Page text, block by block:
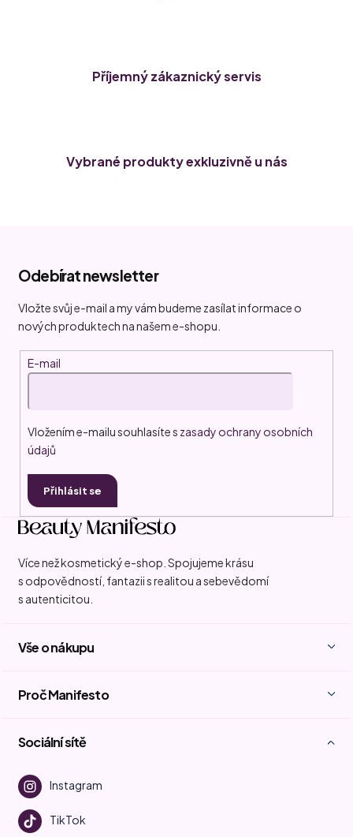
Příjemný zákaznický servis
Vybrané produkty exkluzivně u nás
Odebírat newsletter
Vložte svůj e-mail a my vám budeme zasílat informace o
nových produktech na našem e-shopu.
E-mail
Vložením e-mailu souhlasíte s zasady ochrany osobních
údajů
Přihlásit se
Více než kosmetický e-shop. Spojujeme krásu
s odpovědností, fantazii s realitou a sebevědomí
s autenticitou.
Vše o nákupu
Proč Manifesto
Sociální sítě
Instagram
TikTok